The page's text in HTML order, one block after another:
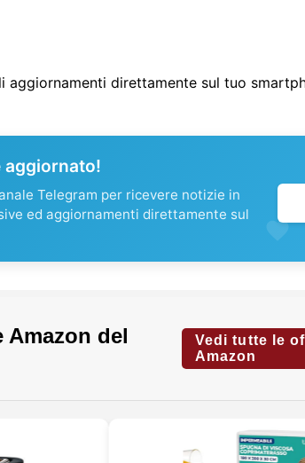
aggiornamenti direttamente sul tuo
aggiornato!
Telegram per ricevere notizie in
ed aggiornamenti direttamente sul